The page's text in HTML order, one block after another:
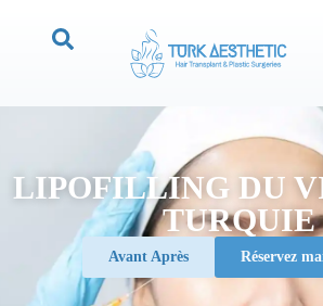
LIPOFILLING DU
TURQUIE
Avant Après Réservez